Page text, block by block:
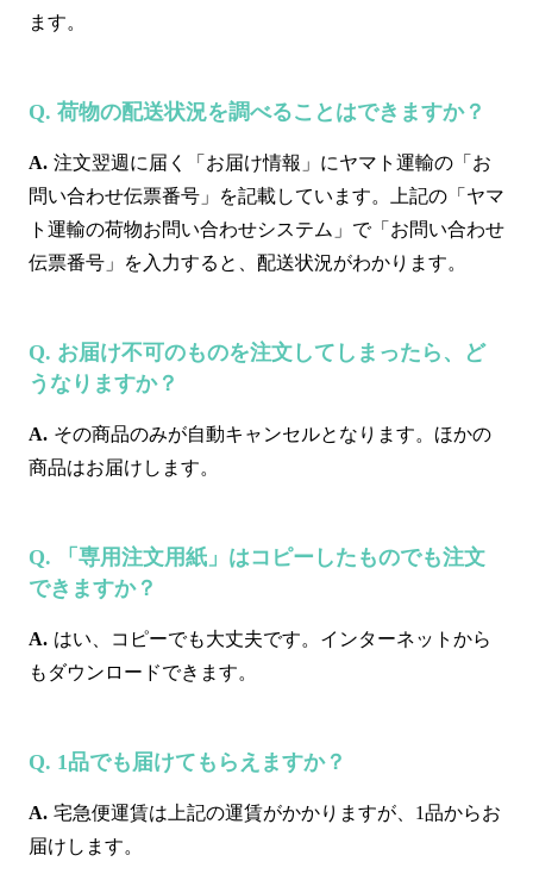
ます。
荷物の配送状況を調べることはできますか？
注文翌週に届く「お届け情報」にヤマト運輸の「お
問い合わせ伝票番号」を記載しています。上記の「ヤマ
ト運輸の荷物お問い合わせシステム」で「お問い合わせ
伝票番号」を入力すると、配送状況がわかります。
お届け不可のものを注文してしまったら、ど
うなりますか？
その商品のみが自動キャンセルとなります。ほかの
商品はお届けします。
「専用注文用紙」はコピーしたものでも注文
できますか？
はい、コピーでも大丈夫です。インターネットから
もダウンロードできます。
1品でも届けてもらえますか？
宅急便運賃は上記の運賃がかかりますが、1品からお
届けします。